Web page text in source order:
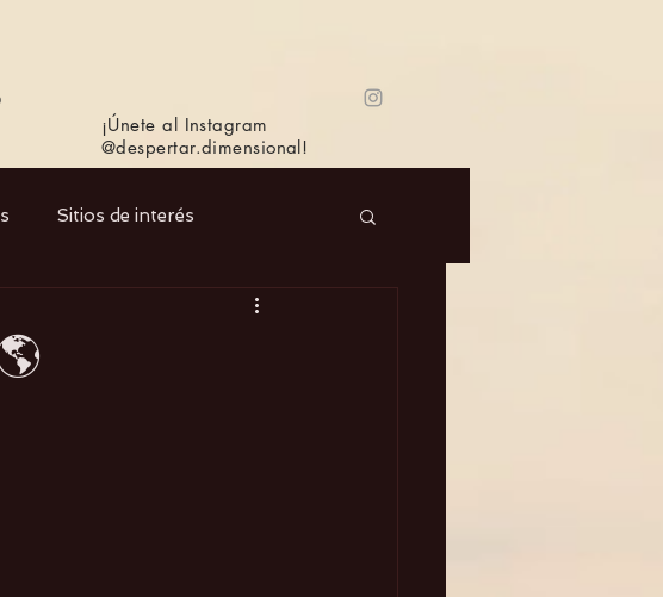
¡Únete al Instagram
@despertar.dimensional!
Sitios de interés
Música